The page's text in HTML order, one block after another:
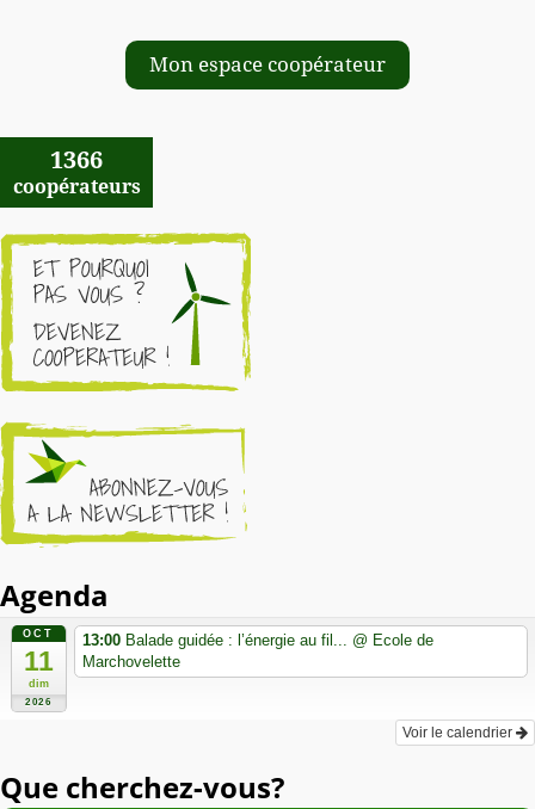
Mon espace coopérateur
1366
coopérateurs
Agenda
OCT
11
dim
2026
13:00 Balade guidée : l’énergie au fil... @ Ecole de
Marchovelette
Voir le calendrier
Que cherchez-vous?